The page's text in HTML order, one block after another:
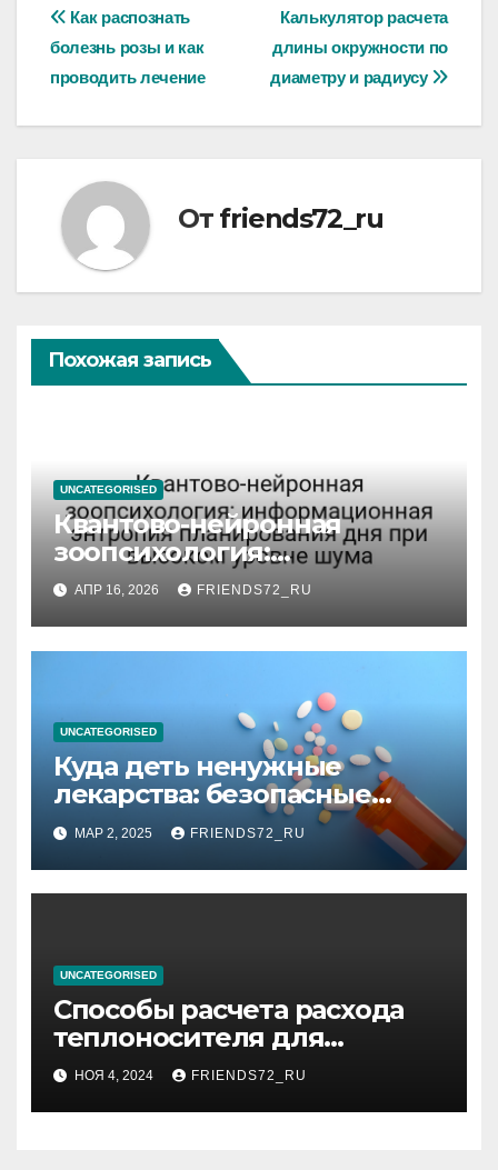
Навигация
по
записям
Калькулятор расчета
длины окружности по
диаметру и радиусу
Как распознать
болезнь розы и как
проводить лечение
От friends72_ru
Похожая запись
UNCATEGORISED
Квантово-нейронная
зоопсихология:
информационная энтропия
планирования дня при
высоком уровне шума
АПР 16, 2026 FRIENDS72_RU
UNCATEGORISED
Куда деть ненужные
лекарства: безопасные
способы утилизации
МАР 2, 2025 FRIENDS72_RU
UNCATEGORISED
Способы расчета расхода
теплоносителя для
системы отопления
НОЯ 4, 2024 FRIENDS72_RU